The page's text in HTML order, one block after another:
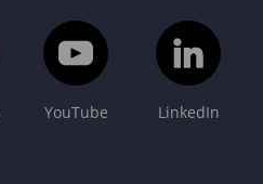
YouTube LinkedIn